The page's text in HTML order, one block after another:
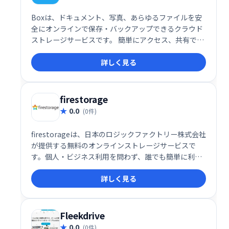
Boxは、ドキュメント、写真、あらゆるファイルを安
全にオンラインで保存・バックアップできるクラウド
ストレージサービスです。 簡単にアクセス、共有で
き、ビジネスの生産性向上に貢献します。 大切なデー
タを安全に管理したい方におすすめです。
詳しく見る
firestorage
0.0 (0件)
firestorageは、日本のロジックファクトリー株式会社
が提供する無料のオンラインストレージサービスで
す。個人・ビジネス利用を問わず、誰でも簡単に利用
できます。 大容量のファイル保存や共有が可能なた
め、個人利用からビジネス利用まで幅広い用途で活用
できます。
詳しく見る
Fleekdrive
0.0 (0件)